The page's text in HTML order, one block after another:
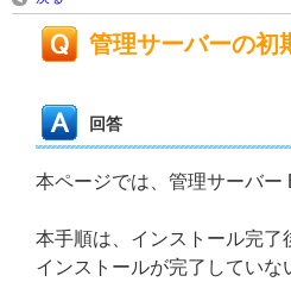
管理サーバーの初
回答
本ページでは、管理サーバ
本手順は、インストール完了
インストールが完了してい